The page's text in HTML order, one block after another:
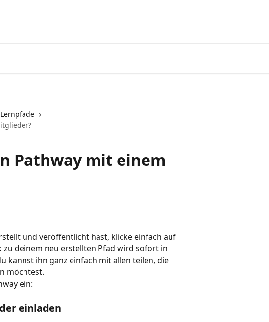
Lernpfade
Pathway mit einem
und veröffentlicht hast, klicke einfach auf
zu deinem neu erstellten Pfad wird sofort in
kannst ihn ganz einfach mit allen teilen, die
möchtest.
ein:
einladen